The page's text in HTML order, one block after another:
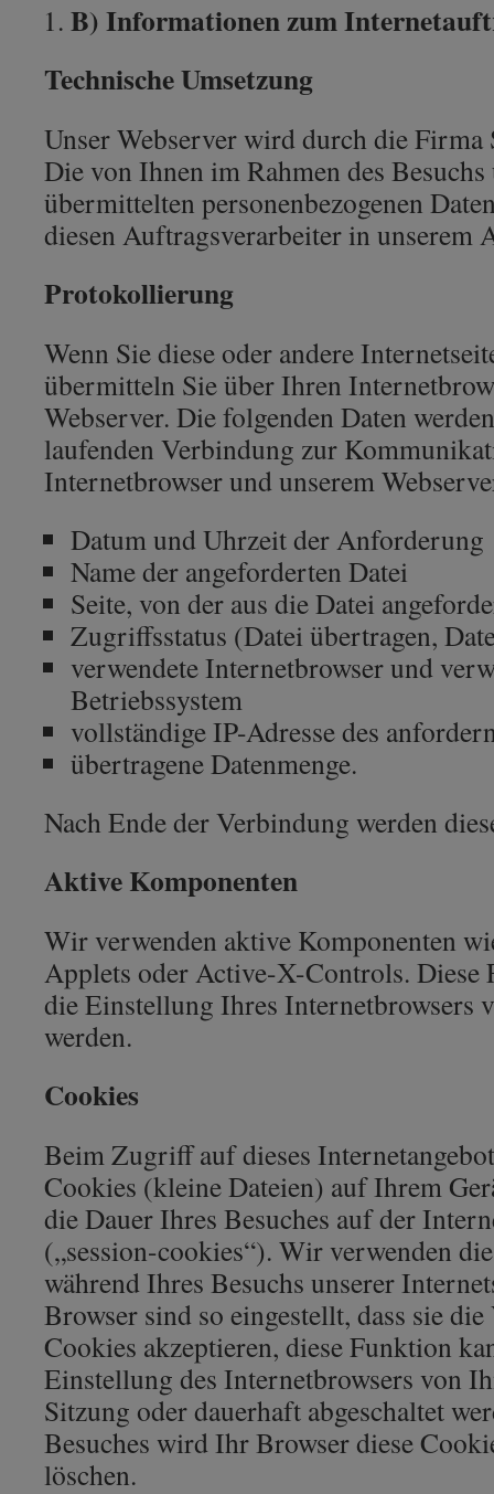
B) Informationen zum
Technische Umsetzung
Unser Webserver wird durch die
Die von Ihnen im Rahmen des
übermittelten personenbezogenen
diesen Auftragsverarbeiter in unserem
Protokollierung
Wenn Sie diese oder andere
übermitteln Sie über Ihren
Webserver. Die folgenden Daten
laufenden Verbindung zur
Internetbrowser und unserem
Datum und Uhrzeit der Anforderung
Name der angeforderten Datei
Seite, von der aus die Datei
Zugriffsstatus (Datei übertragen,
verwendete Internetbrowser und
Betriebssystem
vollständige IP-Adresse des
übertragene Datenmenge.
Nach Ende der Verbindung werden
Aktive Komponenten
Wir verwenden aktive Komponenten
Applets oder Active-X-Controls. Diese
die Einstellung Ihres Internetbrowsers
werden.
Cookies
Beim Zugriff auf dieses
Cookies (kleine Dateien) auf Ihrem
die Dauer Ihres Besuches auf der
(„session-cookies“). Wir verwenden
während Ihres Besuchs unserer
Browser sind so eingestellt, dass sie
Cookies akzeptieren, diese Funktion
Einstellung des Internetbrowsers von
Sitzung oder dauerhaft abgeschaltet
Besuches wird Ihr Browser diese
löschen.